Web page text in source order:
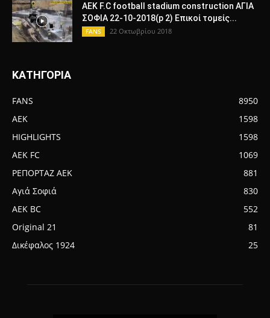
AEK F.C football stadium construction ΑΓΙΑ
ΣΟΦΙΑ 22-10-2018(p 2) Επικοί τομείς...
FANS 22 Οκτωβρίου 2018
ΚΑΤΗΓΟΡΙΑ
FANS
8950
AEK
1598
HIGHLIGHTS
1598
AEK FC
1069
ΡΕΠΟΡΤΑΖ ΑΕΚ
881
Αγιά Σοφιά
830
AEK BC
552
Original 21
81
Δικέφαλος 1924
25